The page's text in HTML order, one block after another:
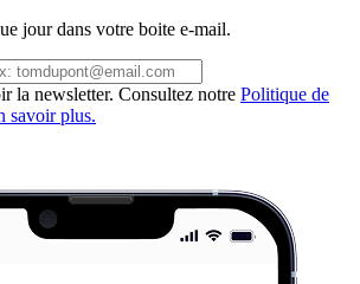
jour dans votre boite e-mail.
la newsletter. Consultez notre Politique de
savoir plus.